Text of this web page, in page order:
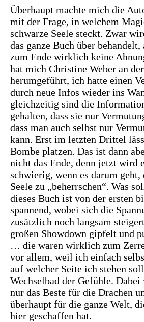
Überhaupt machte mich die
mit der Frage, in welchem
schwarze Seele steckt. Zwar
das ganze Buch über
zum Ende wirklich keine
hat mich Christine Weber an
herumgeführt, ich hatte einen
durch neue Infos wieder ins
gleichzeitig sind die
gehalten, dass sie nur
dass man auch selbst nur
kann. Erst im letzten Drittel
Bombe platzen. Das ist dann
nicht das Ende, denn jetzt wird
schwierig, wenn es darum geht,
Seele zu „beherrschen“. Was
dieses Buch ist von der ersten
spannend, wobei sich die
zusätzlich noch langsam
großen Showdown gipfelt und
… die waren wirklich zum
vor allem, weil ich einfach
auf welcher Seite ich stehen
Wechselbad der Gefühle.
nur das Beste für die Drachen
überhaupt für die ganze Welt,
hier geschaffen hat.